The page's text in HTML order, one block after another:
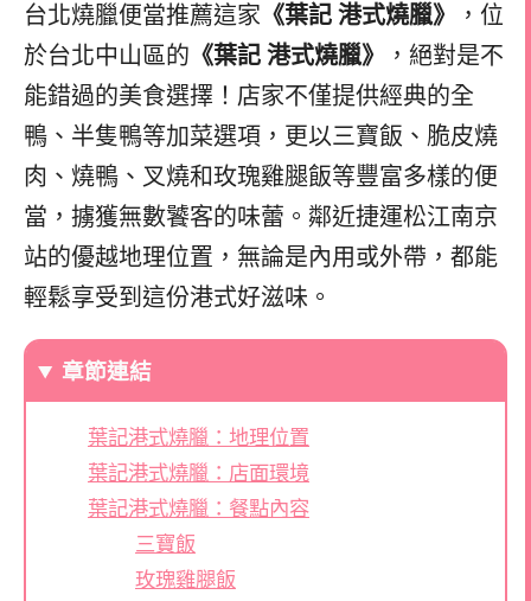
台北燒臘便當推薦這家 《葉記 港式燒臘》
，位
於台北中山區的 《葉記 港式燒臘》
，絕對是不
能錯過的美食選擇！店家不僅提供經典的全
鴨、半隻鴨等加菜選項，更以三寶飯、脆皮燒
肉、燒鴨、叉燒和玫瑰雞腿飯等豐富多樣的便
當，擄獲無數饕客的味蕾。鄰近捷運松江南京
站的優越地理位置，無論是內用或外帶，都能
輕鬆享受到這份港式好滋味。
章節連結
葉記港式燒臘：地理位置
葉記港式燒臘：店面環境
葉記港式燒臘：餐點內容
三寶飯
玫瑰雞腿飯